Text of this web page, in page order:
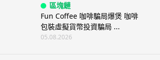
區塊鏈
Fun Coffee 咖啡騙局爆煲 咖啡
包裝虛擬貨幣投資騙局 ...
05.08.2026